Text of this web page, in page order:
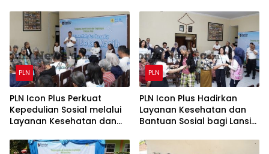
Kajian Rencana Proyek
SUTET 500 kV Paiton–
Watudodol/Kalipuro
Charging Services PLN
pada Semester I 2026
PLN
PLN Icon Plus Perkuat
Kepedulian Sosial melalui
Layanan Kesehatan dan
bagi Lansia di Malang
PLN
PLN Icon Plus Hadirkan
Layanan Kesehatan dan
Bantuan Sosial bagi Lansia
Malang